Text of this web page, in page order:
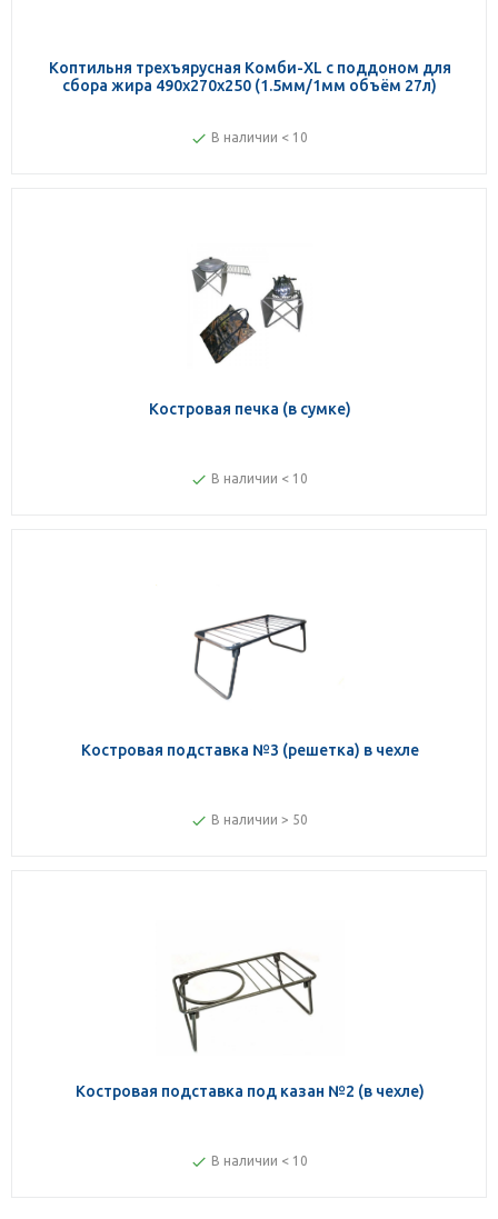
Коптильня трехъярусная Комби-XL с поддоном для
сбора жира 490х270х250 (1.5мм/1мм объём 27л)
В наличии < 10
Костровая печка (в сумке)
В наличии < 10
Костровая подставка №3 (решетка) в чехле
В наличии > 50
Костровая подставка под казан №2 (в чехле)
В наличии < 10